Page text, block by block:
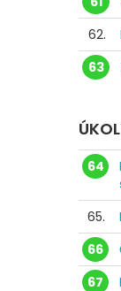
62.
63
64
65.
66
67